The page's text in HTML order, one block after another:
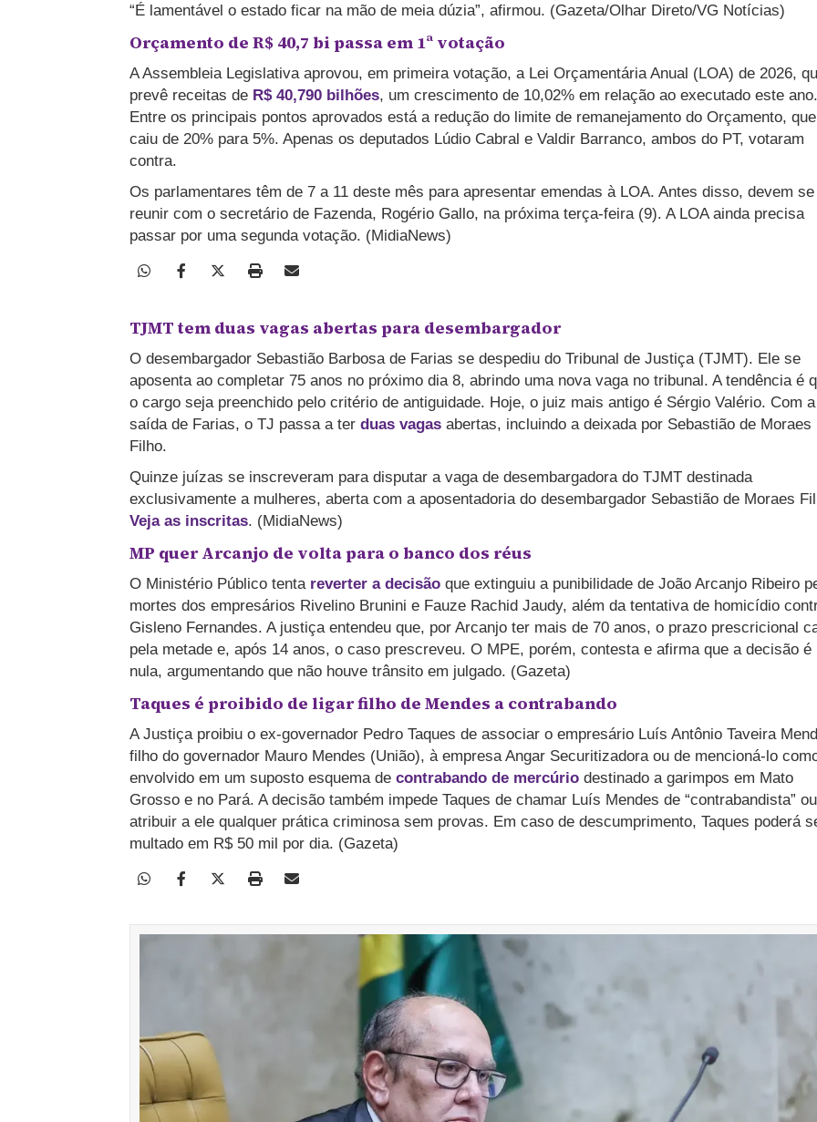
“É lamentável o estado ficar na mão de meia dúzia”, afirmou. (Gazeta/Olhar Direto/VG Notícias)
Orçamento de R$ 40,7 bi passa em 1ª votação
A Assembleia Legislativa aprovou, em primeira votação, a Lei Orçamentária Anual (LOA) de 2026,
prevê receitas de R$ 40,790 bilhões, um crescimento de 10,02% em relação ao executado este ano.
Entre os principais pontos aprovados está a redução do limite de remanejamento do Orçamento, que
caiu de 20% para 5%. Apenas os deputados Lúdio Cabral e Valdir Barranco, ambos do PT, votaram
contra.
Os parlamentares têm de 7 a 11 deste mês para apresentar emendas à LOA. Antes disso, devem se
reunir com o secretário de Fazenda, Rogério Gallo, na próxima terça-feira (9). A LOA ainda precisa
passar por uma segunda votação. (MidiaNews)
TJMT tem duas vagas abertas para desembargador
O desembargador Sebastião Barbosa de Farias se despediu do Tribunal de Justiça (TJMT). Ele se
aposenta ao completar 75 anos no próximo dia 8, abrindo uma nova vaga no tribunal. A tendência é
o cargo seja preenchido pelo critério de antiguidade. Hoje, o juiz mais antigo é Sérgio Valério. Com a
saída de Farias, o TJ passa a ter duas vagas abertas, incluindo a deixada por Sebastião de Moraes
Filho.
Quinze juízas se inscreveram para disputar a vaga de desembargadora do TJMT destinada
exclusivamente a mulheres, aberta com a aposentadoria do desembargador Sebastião de Moraes
Veja as inscritas. (MidiaNews)
MP quer Arcanjo de volta para o banco dos réus
O Ministério Público tenta reverter a decisão que extinguiu a punibilidade de João Arcanjo Ribeiro
mortes dos empresários Rivelino Brunini e Fauze Rachid Jaudy, além da tentativa de homicídio
Gisleno Fernandes. A justiça entendeu que, por Arcanjo ter mais de 70 anos, o prazo prescricional
pela metade e, após 14 anos, o caso prescreveu. O MPE, porém, contesta e afirma que a decisão é
nula, argumentando que não houve trânsito em julgado. (Gazeta)
Taques é proibido de ligar filho de Mendes a contrabando
A Justiça proibiu o ex-governador Pedro Taques de associar o empresário Luís Antônio Taveira
filho do governador Mauro Mendes (União), à empresa Angar Securitizadora ou de mencioná-lo
envolvido em um suposto esquema de contrabando de mercúrio destinado a garimpos em Mato
Grosso e no Pará. A decisão também impede Taques de chamar Luís Mendes de “contrabandista”
atribuir a ele qualquer prática criminosa sem provas. Em caso de descumprimento, Taques poderá
multado em R$ 50 mil por dia. (Gazeta)